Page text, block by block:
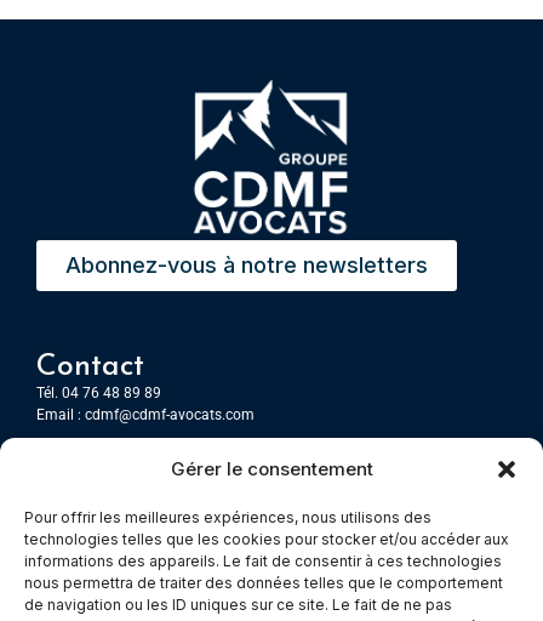
Gérer le consentement
Pour offrir les meilleures expériences, nous utilisons des
technologies telles que les cookies pour stocker et/ou accéder aux
informations des appareils. Le fait de consentir à ces technologies
nous permettra de traiter des données telles que le comportement
de navigation ou les ID uniques sur ce site. Le fait de ne pas
Abonnez-vous à notre newsletters
Contact
Tél. 04 76 48 89 89
Email : cdmf@cdmf-avocats.com
7 Place Firmin Gautier
CS 80476
38016 GRENOBLE, Cedex 1